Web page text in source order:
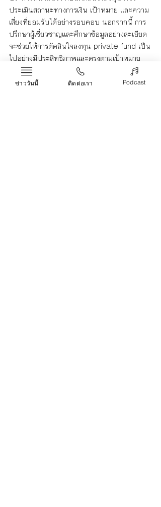
ประเมินสถานะทางการเงิน เป้าหมาย และความ
เสี่ยงที่ยอมรับได้อย่างรอบคอบ นอกจากนี้ การ
ปรึกษาผู้เชี่ยวชาญและศึกษาข้อมูลอย่างละเอียด
จะช่วยให้การตัดสินใจลงทุน private fund เป็น
ไปอย่างมีประสิทธิภาพและตรงตามเป้าหมาย
ทางการเงินของคุณ
ลงทุนPrivate Fund
ข่าววันนี้ ติดต่อเรา Podcast